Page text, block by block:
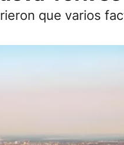
que varios